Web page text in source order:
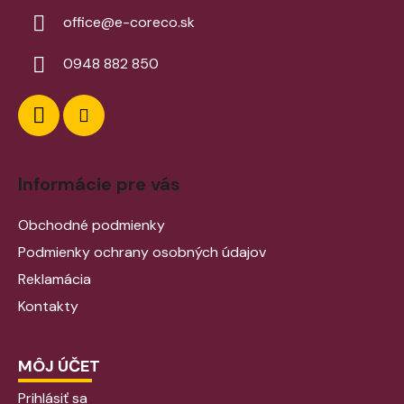
office@e-coreco.sk
0948 882 850
Informácie pre vás
Obchodné podmienky
Podmienky ochrany osobných údajov
Reklamácia
Kontakty
MÔJ ÚČET
Prihlásiť sa